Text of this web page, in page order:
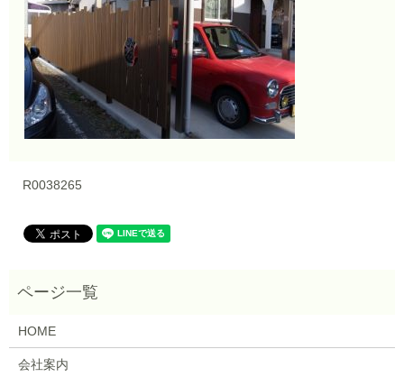
R0038265
HOME
会社案内